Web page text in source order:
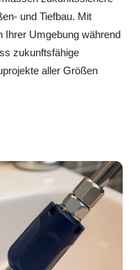
und Tiefbau. Mit
Ihrer Umgebung während
zukunftsfähige
aller Größen